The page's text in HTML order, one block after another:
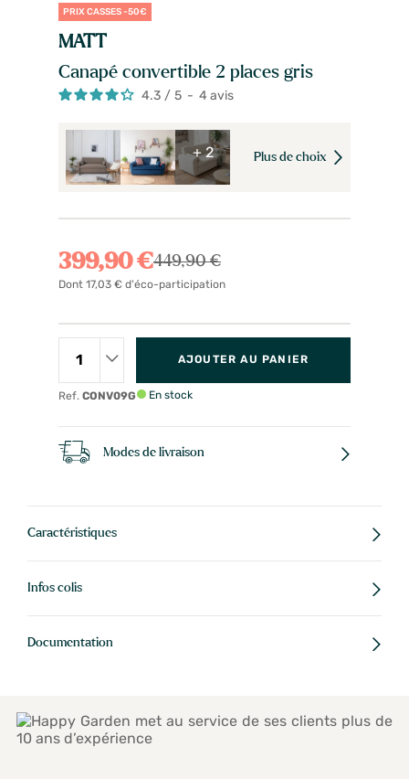
PRIX CASSES -50€
MATT
Canapé convertible 2 places gris
4.3 / 5 - 4 avis
+ 2 Plus de choix
399,90 €449,90 €
Dont 17,03 € d'éco-participation
Ref. CONV09G
AJOUTER AU PANIER
En stock
Modes de livraison
Caractéristiques
Infos colis
Documentation